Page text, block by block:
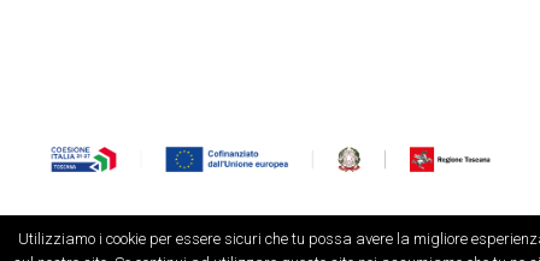
Utilizziamo i cookie per essere sicuri che tu possa avere la migliore